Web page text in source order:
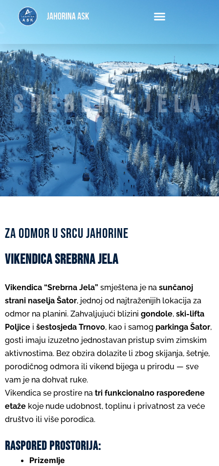
srebrna jela
Za odmor u srcu jahorine
VIKENDICA SREBRNA JELA
Vikendica “Srebrna Jela” smještena je na sunčanoj
strani naselja Šator, jednoj od najtraženijih lokacija za
odmor na planini. Zahvaljujući blizini gondole, ski-lifta
Poljice i šestosjeda Trnovo, kao i samog parkinga Šator,
gosti imaju izuzetno jednostavan pristup svim zimskim
aktivnostima. Bez obzira dolazite li zbog skijanja, šetnje,
porodičnog odmora ili vikend bijega u prirodu — sve
vam je na dohvat ruke.
Vikendica se prostire na tri funkcionalno raspoređene
etaže koje nude udobnost, toplinu i privatnost za veće
društvo ili više porodica.
Raspored prostorija:
Prizemlje